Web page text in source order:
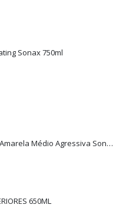
Sonax 750ml
Boina de Espuma Amarela Médio Agressiva Sonax (5")
650ML